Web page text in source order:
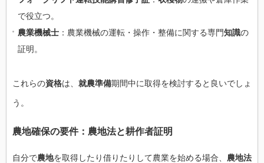
で役立つ。
農業機械士 ：農業機械の運転・操作・整備に関する専門知識の
証明。
これらの資格は、 就農準備期間中に取得を検討すると良いでしょ
う。
農地確保の要件：農地法と耕作者証明
自分で農地を取得したり借りたりして農業を始める場合、 農地法